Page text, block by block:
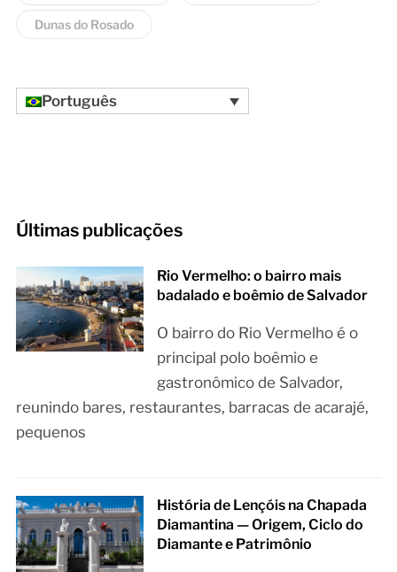
Dunas do Rosado
Português
Últimas publicações
Rio Vermelho: o bairro mais
badalado e boêmio de Salvador
O bairro do Rio Vermelho é o
principal polo boêmio e
gastronômico de Salvador,
reunindo bares, restaurantes, barracas de acarajé,
pequenos
História de Lençóis na Chapada
Diamantina — Origem, Ciclo do
Diamante e Patrimônio